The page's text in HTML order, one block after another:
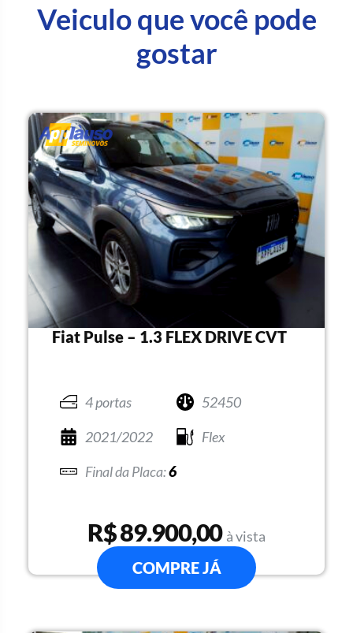
Veiculo que você pode
gostar
Fiat Pulse – 1.3 FLEX DRIVE CVT
4 portas
52450
2021/2022
Flex
6
R$ 89.900,00 à vista
COMPRE JÁ